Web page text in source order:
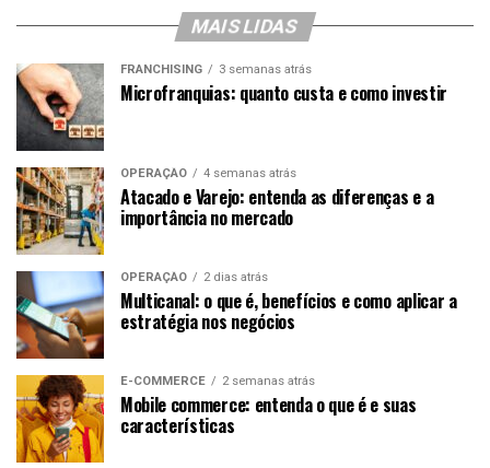
MAIS LIDAS
FRANCHISING 3 semanas atrás
Microfranquias: quanto custa e como investir
OPERAÇÃO 4 semanas atrás
Atacado e Varejo: entenda as diferenças e a
importância no mercado
OPERAÇÃO 2 dias atrás
Multicanal: o que é, benefícios e como aplicar a
estratégia nos negócios
E-COMMERCE 2 semanas atrás
Mobile commerce: entenda o que é e suas
características